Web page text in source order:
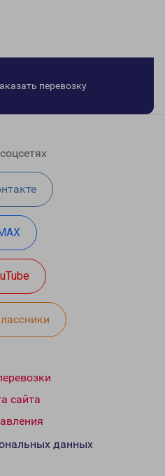
перевозку
сайта
данных